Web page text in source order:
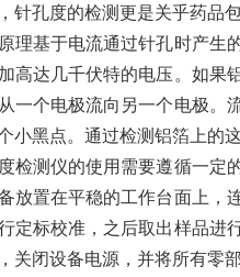
针孔度的检测更是关乎药品
理基于电流通过针孔时产生
高达几千伏特的电压。如果
一个电极流向另一个电极。
小黑点。通过检测铝箔上的
检测仪的使用需要遵循一
放置在平稳的工作台面上，
定标校准，之后取出样品进
关闭设备电源，并将所有零